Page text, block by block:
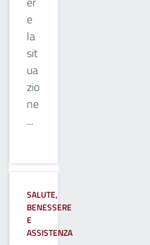
e
la
sit
ua
zio
ne
...
SALUTE,
BENESSERE
E
ASSISTENZA